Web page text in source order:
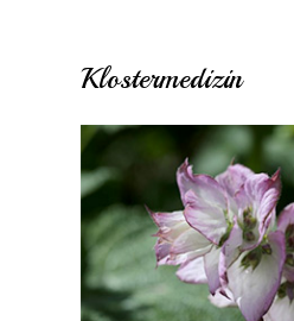
Klostermedizin